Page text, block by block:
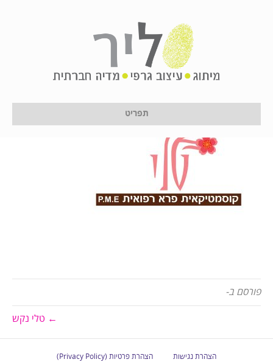
תפריט
logotali
11 בינואר 2017
פורסם ב-
← טלי נקש
הצהרת נגישות הצהרת פרטיות (Privacy Policy)